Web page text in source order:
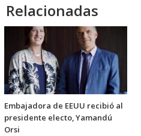
Relacionadas
Embajadora de EEUU recibió al
presidente electo, Yamandú
Orsi